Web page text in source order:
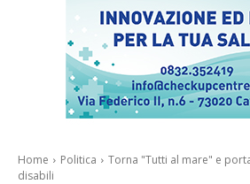
Home Politica
Torna "Tutti al mare" e
disabili